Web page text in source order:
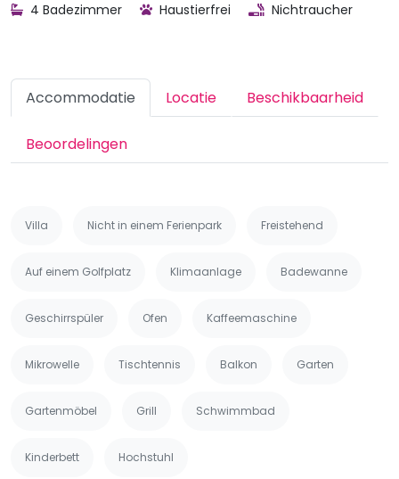
4 Badezimmer
Haustierfrei Nichtraucher
Accommodatie Locatie Beschikbaarheid
Beoordelingen
Villa Nicht in einem Ferienpark Freistehend
Auf einem Golfplatz Klimaanlage Badewanne
Geschirrspüler Ofen Kaffeemaschine
Mikrowelle Tischtennis Balkon Garten
Gartenmöbel Grill Schwimmbad
Kinderbett Hochstuhl